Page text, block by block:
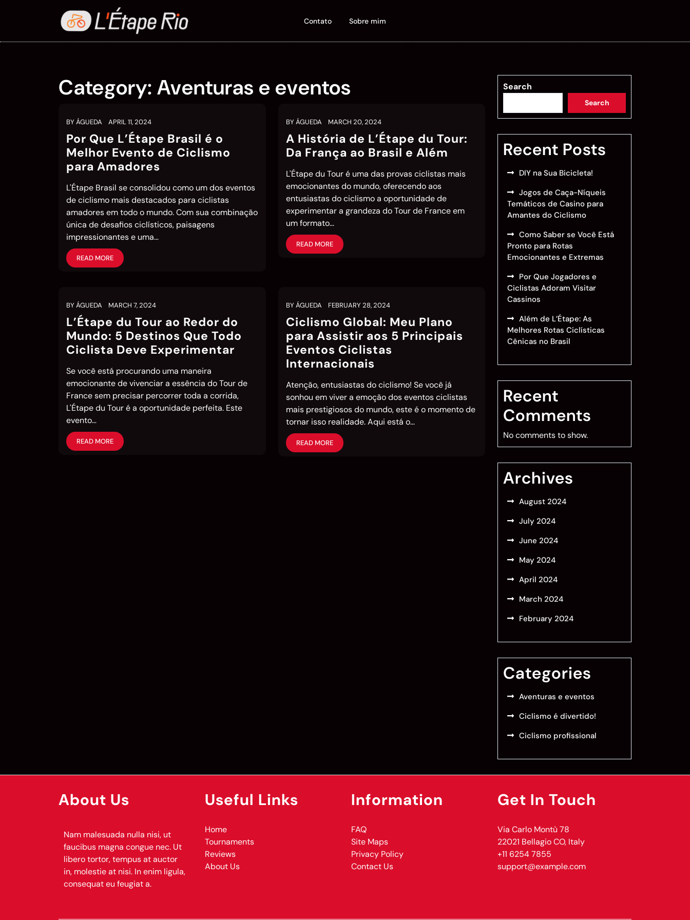
Contato Sobre mim
Category: Aventuras e eventos
BY ÁGUEDA APRIL 11, 2024
Por Que L’Étape Brasil é o
Melhor Evento de Ciclismo
para Amadores
L'Étape Brasil se consolidou como um dos eventos
de ciclismo mais destacados para ciclistas
amadores em todo o mundo. Com sua combinação
única de desafios ciclísticos, paisagens
impressionantes e uma…
READ MORE
BY ÁGUEDA MARCH 20, 2024
A História de L’Étape du Tour:
Da França ao Brasil e Além
L'Étape du Tour é uma das provas ciclistas mais
emocionantes do mundo, oferecendo aos
entusiastas do ciclismo a oportunidade de
experimentar a grandeza do Tour de France em
um formato…
READ MORE
BY ÁGUEDA MARCH 7, 2024
L’Étape du Tour ao Redor do
Mundo: 5 Destinos Que Todo
Ciclista Deve Experimentar
Se você está procurando uma maneira
emocionante de vivenciar a essência do Tour de
France sem precisar percorrer toda a corrida,
L'Étape du Tour é a oportunidade perfeita. Este
evento…
READ MORE
BY ÁGUEDA FEBRUARY 28, 2024
Ciclismo Global: Meu Plano
para Assistir aos 5 Principais
Eventos Ciclistas
Internacionais
Atenção, entusiastas do ciclismo! Se você já
sonhou em viver a emoção dos eventos ciclistas
mais prestigiosos do mundo, este é o momento de
tornar isso realidade. Aqui está o…
READ MORE
Search
Search
Recent Posts
DIY na Sua Bicicleta!
Jogos de Caça-Níqueis
Temáticos de Casino para
Amantes do Ciclismo
Como Saber se Você Está
Pronto para Rotas
Emocionantes e Extremas
Por Que Jogadores e
Ciclistas Adoram Visitar
Cassinos
Além de L’Étape: As
Melhores Rotas Ciclísticas
Cênicas no Brasil
Recent
Comments
No comments to show.
Archives
August 2024
July 2024
June 2024
May 2024
April 2024
March 2024
February 2024
Categories
Aventuras e eventos
Ciclismo é divertido!
Ciclismo profissional
About Us
Nam malesuada nulla nisi, ut
faucibus magna congue nec. Ut
libero tortor, tempus at auctor
in, molestie at nisi. In enim ligula,
consequat eu feugiat a.
Useful Links
Home
Tournaments
Reviews
About Us
Information
FAQ
Site Maps
Privacy Policy
Contact Us
Get In Touch
Via Carlo Montù 78
22021 Bellagio CO, Italy
+11 6254 7855
support@example.com